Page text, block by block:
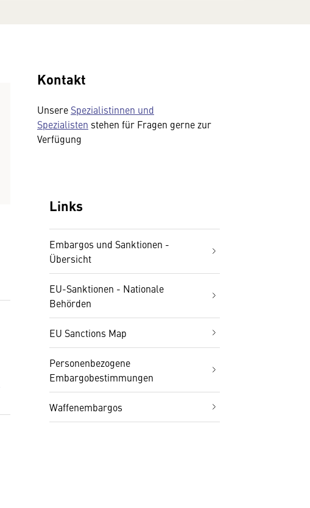
Kontakt
Unsere Spezialistinnen und
Spezialisten stehen für Fragen gerne zur
Verfügung
Links
Embargos und Sanktionen -
Übersicht
EU-Sanktionen - Nationale
Behörden
EU Sanctions Map
Personenbezogene
Embargobestimmungen
Waffenembargos